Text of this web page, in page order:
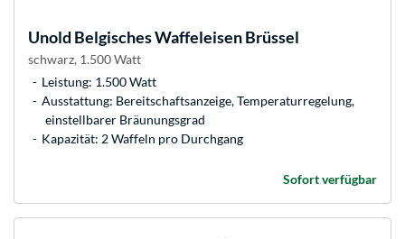
Unold Belgisches Waffeleisen Brüssel
schwarz, 1.500 Watt
Leistung: 1.500 Watt
Ausstattung: Bereitschaftsanzeige, Temperaturregelung,
einstellbarer Bräunungsgrad
Kapazität: 2 Waffeln pro Durchgang
Sofort verfügbar